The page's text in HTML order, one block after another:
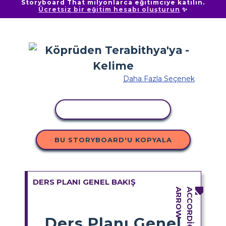
Storyboard That milyonlarca eğitimciye katılın.
Ücretsiz bir eğitim hesabı oluşturun ✨
Daha Fazla Seçenek
BU STORYBOARD'U KOPYALA
DERS PLANI GENEL BAKIŞ